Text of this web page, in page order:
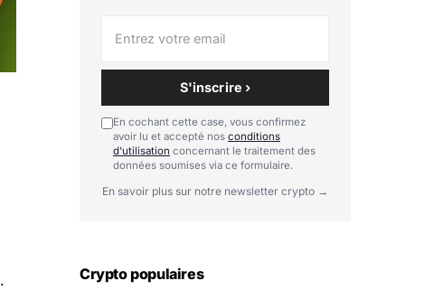
.
S'inscrire ›
En cochant cette case, vous confirmez
avoir lu et accepté nos conditions
d'utilisation concernant le traitement des
données soumises via ce formulaire.
En savoir plus sur notre newsletter crypto →
Crypto populaires